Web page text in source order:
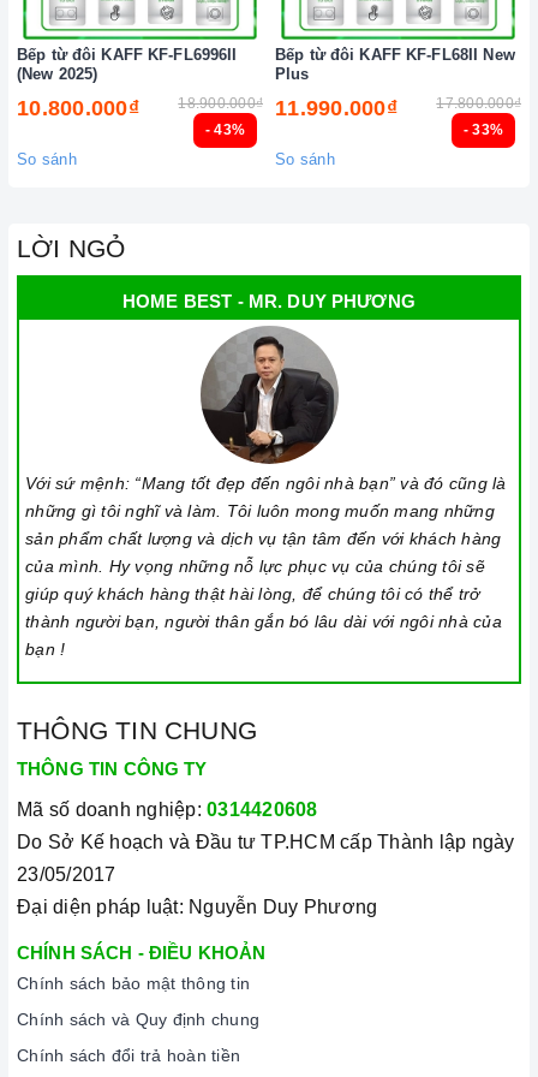
Kích thước sản phẩm: 735x430 mm
5. Hướng dẫn sử dụng:
thích với tính chất mặt bếp: mặt bếp từ hay hồng ngoại,
có kén nồi nấu hay không...
Lưu ý những chất liệu sau sẽ phù hợp với mặt bếp từ:
sắt, thép không gỉ, gang, gang tráng men hoặc các vật
Các vật liệu không hoạt động trên mặt bếp từ: thủy tinh,
đồng, nhôm, trừ khi đáy nồi có đặc tính từ tính (hút
được nam châm).
Cần chọn đáy nồi nhẵn và bằng phẳng, tránh những
loại có rãnh hoặc nồi đáy lõm.
Không sử dụng dụng cụ nấu ăn mỏng hoặc chất lượng
thấp, vì sẽ tạo ra rất nhiều tiếng ồn trong khi nấu, đồng
thời dễ ảnh hưởng không tốt đến bếp điện từ.
Nên chọn nồi có đường kính đáy phù hợp với vùng
nấu, không nhỏ quá cũng không to quá vì dễ gây ra sự
cố không nhận nồi. Đường kính nồi thông thường
khoảng từ 10-35cm.
2/ Lưu ý trong quá trình nấu
Đảm bảo đọc hướng dẫn sử dụng kèm theo
điện áp và dòng điện yêu cầu cũng như các thông số
kỹ thuật khác. Làm theo hướng dẫn của nhà sản xuất.
Đặt bếp trên bề mặt phẳng, ổn định. Tránh xa tất cả các
đồ vật có thể bị ảnh hưởng bởi từ trường và các thiết
- 43%
Bếp từ đôi KAFF KF-FL6996II
(New 2025)
10.800.000₫ 18.900.000₫
So sánh
- 33%
Bếp từ đôi KAFF KF-FL68II New
Plus
11.990.000₫ 17.800.000₫
So sánh
LỜI NGỎ
HOME BEST - MR. DUY PHƯƠNG
Với sứ mệnh: “Mang tốt đẹp đến ngôi nhà bạn” và đó cũng là
những gì tôi nghĩ và làm. Tôi luôn mong muốn mang những
sản phẩm chất lượng và dịch vụ tận tâm đến với khách hàng
của mình. Hy vọng những nỗ lực phục vụ của chúng tôi sẽ
giúp quý khách hàng thật hài lòng, để chúng tôi có thể trở
thành người bạn, người thân gắn bó lâu dài với ngôi nhà của
bạn !
THÔNG TIN CHUNG
THÔNG TIN CÔNG TY
Mã số doanh nghiệp: 0314420608
Do Sở Kế hoạch và Đầu tư TP.HCM cấp Thành lập ngày
23/05/2017
Đại diện pháp luật: Nguyễn Duy Phương
CHÍNH SÁCH - ĐIỀU KHOẢN
Chính sách bảo mật thông tin
Chính sách và Quy định chung
Chính sách đổi trả hoàn tiền